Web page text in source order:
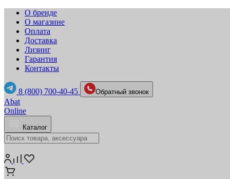
О бренде
О магазине
Оплата
Доставка
Лизинг
Гарантия
Контакты
8 (800) 700-40-45 Обратный звонок
Abat
Online
Каталог